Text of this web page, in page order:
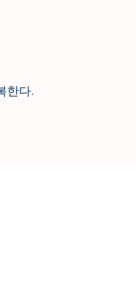
한다.